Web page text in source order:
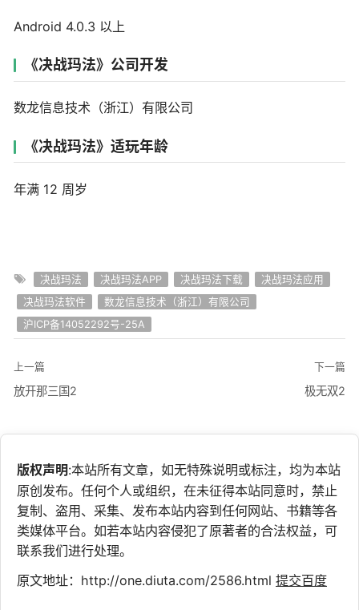
Android 4.0.3 以上
《决战玛法》公司开发
数龙信息技术（浙江）有限公司
《决战玛法》适玩年龄
年满 12 周岁
决战玛法 决战玛法APP 决战玛法下载
决战玛法应用
决战玛法软件
数龙信息技术（浙江）有限公司
沪ICP备14052292号-25A
上一篇
放开那三国2
下一篇
极无双2
版权声明:本站所有文章，如无特殊说明或标注，均为本站
原创发布。任何个人或组织，在未征得本站同意时，禁止
复制、盗用、采集、发布本站内容到任何网站、书籍等各
类媒体平台。如若本站内容侵犯了原著者的合法权益，可
联系我们进行处理。
原文地址：http://one.diuta.com/2586.html 提交百度